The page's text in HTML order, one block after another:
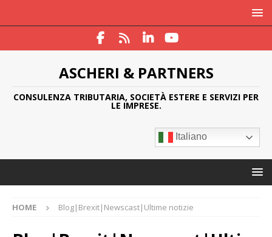
ASCHERI & PARTNERS
CONSULENZA TRIBUTARIA, SOCIETÀ ESTERE E SERVIZI PER
LE IMPRESE.
Italiano
HOME Blog|Brexit|Newscast|Ultime notizie